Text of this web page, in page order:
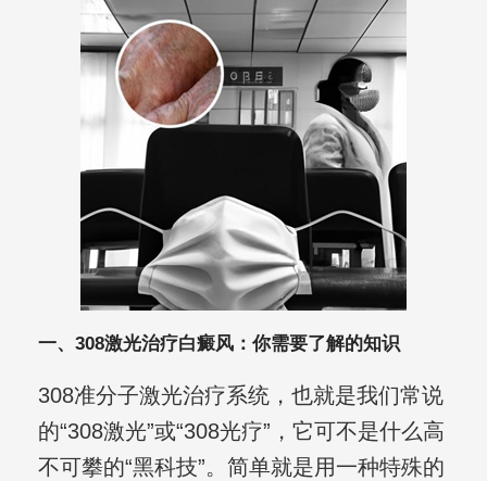
一、308激光治疗白癜风：你需要了解的知识
308准分子激光治疗系统，也就是我们常说
的“308激光”或“308光疗”，它可不是什么高
不可攀的“黑科技”。简单就是用一种特殊的